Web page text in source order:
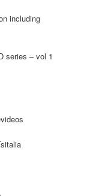
including
series – vol 1